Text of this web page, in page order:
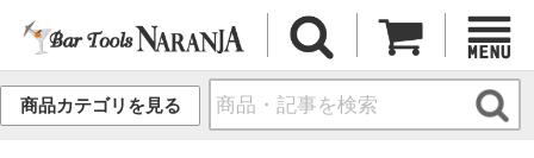
商品カテゴリを見る